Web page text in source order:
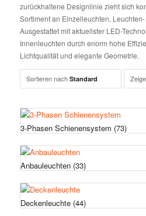
zurückhaltene Designlinie zieht sich
Sortiment an Einzelleuchten,
Ausgestattet mit aktuellster LED-
Innenleuchten durch enorm hohe
Lichtqualität und elegante Geometrie.
Sortieren nach Standard Zeige
3-Phasen Schienensystem (73)
Anbauleuchten (33)
Deckenleuchte (44)